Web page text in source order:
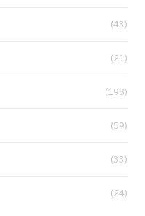
(43)
(21)
(198)
(59)
(33)
(24)